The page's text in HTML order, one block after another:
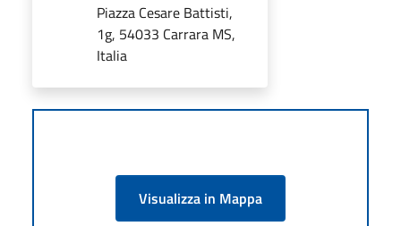
Piazza Cesare Battisti,
1g, 54033 Carrara MS,
Italia
Visualizza in Mappa